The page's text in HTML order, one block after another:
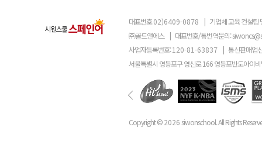
대표번호02)6409-0878 | 기업체 교육 컨설팅
㈜골드앤에스 | 대표번호/통번역문의:
사업자등록번호:120-81-63837 | 통신판매업
서울특별시 영등포구 영신로 166 영등포반도아이
Copyright ©2026 siwonschool. All Rights